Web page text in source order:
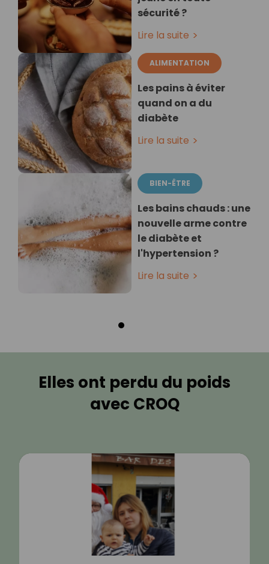
sécurité ?
Lire la suite
ALIMENTATION
Les pains à éviter
quand on a du
diabète
Lire la suite
BIEN-ÊTRE
Les bains chauds : une
nouvelle arme contre
le diabète et
l'hypertension ?
Lire la suite
Elles ont perdu du poids
avec CROQ